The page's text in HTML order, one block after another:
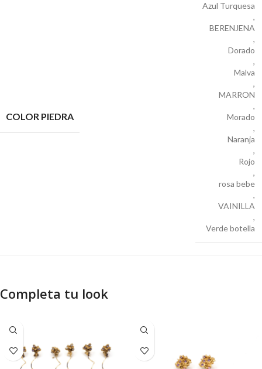
COLOR PIEDRA
Azul Turquesa
,
BERENJENA
,
Dorado
,
Malva
,
MARRON
,
Morado
,
Naranja
,
Rojo
,
rosa bebe
,
VAINILLA
,
Verde botella
Completa tu look